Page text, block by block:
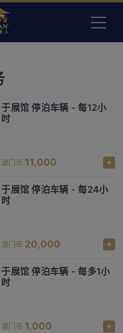
于展馆 停泊车辆 - 每12小
时
澳门币 11,000
于展馆 停泊车辆 - 每24小
时
澳门币 20,000
于展馆 停泊车辆 - 每多1小
时
澳门币 1,000